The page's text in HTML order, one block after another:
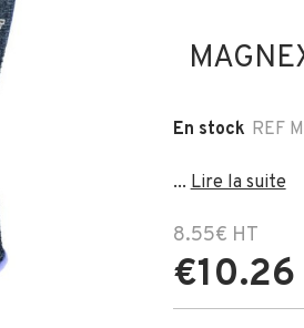
En stock REF
...Lire la suite
8.55€ HT
€10.26